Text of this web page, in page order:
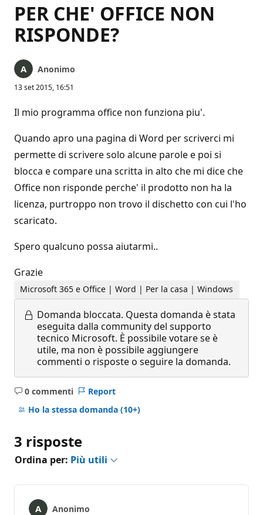
PER CHE' OFFICE NON
RISPONDE?
Anonimo
13 set 2015, 16:51
Il mio programma office non funziona piu'.
Quando apro una pagina di Word per scriverci mi
permette di scrivere solo alcune parole e poi si
blocca e compare una scritta in alto che mi dice che
Office non risponde perche' il prodotto non ha la
licenza, purtroppo non trovo il dischetto con cui l'ho
scaricato.
Spero qualcuno possa aiutarmi..
Grazie
Microsoft 365 e Office | Word | Per la casa | Windows
Domanda bloccata. Questa domanda è stata
eseguita dalla community del supporto
tecnico Microsoft. È possibile votare se è
utile, ma non è possibile aggiungere
commenti o risposte o seguire la domanda.
0 commenti
Nessun
commento
Report
Ho la stessa domanda (10+)
3 risposte
Ordina per: Più utili
Anonimo